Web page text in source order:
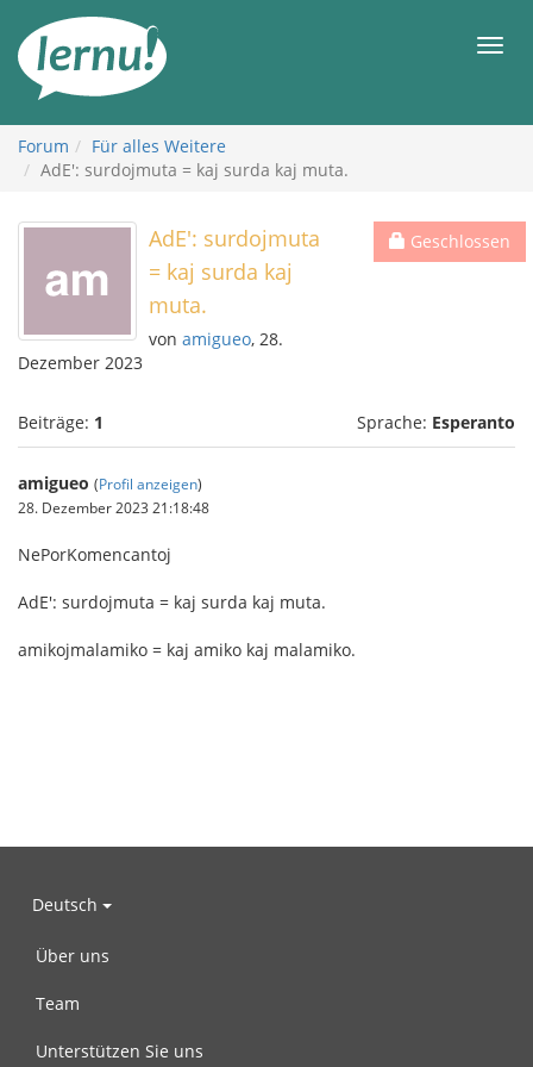
Inhalt
Forum
Für alles Weitere
AdE': surdojmuta = kaj surda kaj muta.
Geschlossen
AdE': surdojmuta
= kaj surda kaj
muta.
von amigueo, 28.
Dezember 2023
Beiträge: 1 Sprache: Esperanto
amigueo (Profil anzeigen)
28. Dezember 2023 21:18:48
NePorKomencantoj
AdE': surdojmuta = kaj surda kaj muta.
amikojmalamiko = kaj amiko kaj malamiko.
Deutsch
Über uns
Team
Unterstützen Sie uns